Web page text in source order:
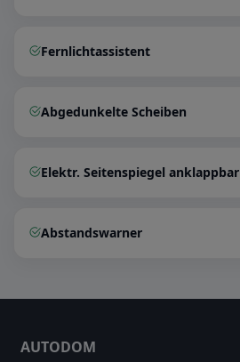
Fernlichtassistent
Abgedunkelte Scheiben
Elektr. Seitenspiegel anklappbar
Abstandswarner
AUTODOM